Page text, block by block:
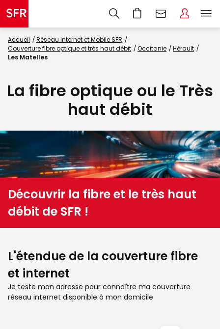
Accueil
Réseau Internet et Mobile SFR
Couverture fibre optique et très haut débit
Occitanie
Hérault
Les Matelles
La fibre optique ou le Très
haut débit
Découvrir la fibre et le très haut
débit de SFR !
L'étendue de la couverture fibre
et internet
Je teste mon adresse pour connaître ma couverture
réseau internet disponible à mon domicile